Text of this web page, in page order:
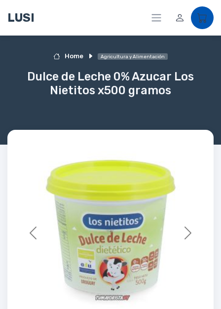
LUSI
Home Agricultura y Alimentación
Dulce de Leche 0% Azucar Los
Nietitos x500 gramos
Previous Next